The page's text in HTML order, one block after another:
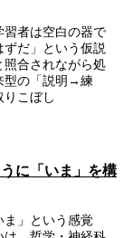
習者は空白の器で
だ」という仮説
照合されながら処
型の「説明→練
こぼし
に「いま」を構
」という感覚